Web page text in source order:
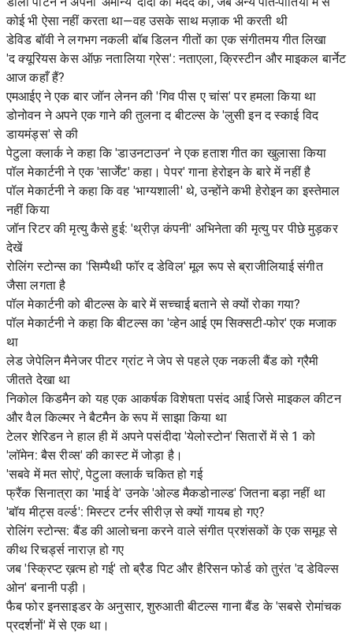
कोई भी ऐसा नहीं करता था—वह उसके साथ मज़ाक भी करती थी
डेविड बॉवी ने लगभग नकली बॉब डिलन गीतों का एक संगीतमय गीत लिखा
'द क्यूरियस केस ऑफ़ नतालिया ग्रेस': नताएला, क्रिस्टीन और माइकल बार्नेट
आज कहाँ हैं?
एमआईए ने एक बार जॉन लेनन की 'गिव पीस ए चांस' पर हमला किया था
डोनोवन ने अपने एक गाने की तुलना द बीटल्स के 'लुसी इन द स्काई विद
डायमंड्स' से की
पेटुला क्लार्क ने कहा कि 'डाउनटाउन' ने एक हताश गीत का खुलासा किया
पॉल मेकार्टनी ने एक 'सार्जेंट' कहा। पेपर' गाना हेरोइन के बारे में नहीं है
पॉल मेकार्टनी ने कहा कि वह 'भाग्यशाली' थे, उन्होंने कभी हेरोइन का इस्तेमाल
नहीं किया
जॉन रिटर की मृत्यु कैसे हुई: 'थ्रीज़ कंपनी' अभिनेता की मृत्यु पर पीछे मुड़कर
देखें
रोलिंग स्टोन्स का 'सिम्पैथी फॉर द डेविल' मूल रूप से ब्राजीलियाई संगीत
जैसा लगता है
पॉल मेकार्टनी को बीटल्स के बारे में सच्चाई बताने से क्यों रोका गया?
पॉल मेकार्टनी ने कहा कि बीटल्स का 'व्हेन आई एम सिक्सटी-फोर' एक मजाक
था
लेड जेपेलिन मैनेजर पीटर ग्रांट ने जेप से पहले एक नकली बैंड को ग्रैमी
जीतते देखा था
निकोल किडमैन को यह एक आकर्षक विशेषता पसंद आई जिसे माइकल कीटन
और वैल किल्मर ने बैटमैन के रूप में साझा किया था
टेलर शेरिडन ने हाल ही में अपने पसंदीदा 'येलोस्टोन' सितारों में से 1 को
'लॉमेन: बैस रीव्स' की कास्ट में जोड़ा है।
'सबवे में मत सोएं', पेटुला क्लार्क चकित हो गई
फ्रैंक सिनात्रा का 'माई वे' उनके 'ओल्ड मैकडोनाल्ड' जितना बड़ा नहीं था
'बॉय मीट्स वर्ल्ड': मिस्टर टर्नर सीरीज़ से क्यों गायब हो गए?
रोलिंग स्टोन्स: बैंड की आलोचना करने वाले संगीत प्रशंसकों के एक समूह से
कीथ रिचर्ड्स नाराज़ हो गए
जब 'स्क्रिप्ट ख़त्म हो गई' तो ब्रैड पिट और हैरिसन फोर्ड को तुरंत 'द डेविल्स
ओन' बनानी पड़ी।
फैब फोर इनसाइडर के अनुसार, शुरुआती बीटल्स गाना बैंड के 'सबसे रोमांचक
प्रदर्शनों' में से एक था।